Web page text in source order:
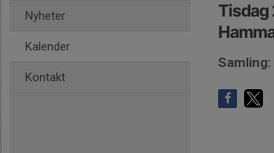
Nyheter
Kalender
Kontakt
Tisdag